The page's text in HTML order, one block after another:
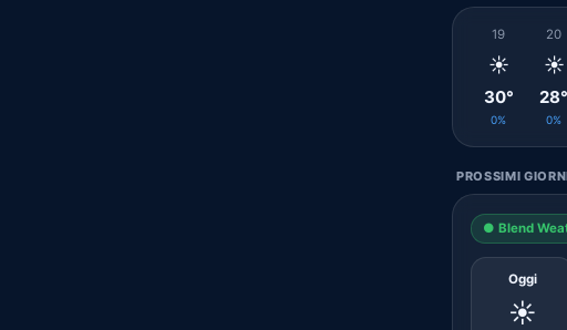
19
☀️
30°
0%
20
☀️
28°
0%
PROSSIMI
● Blend
Oggi
☀️